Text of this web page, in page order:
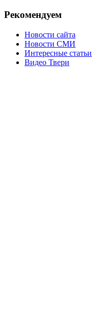
Рекомендуем
Новости сайта
Новости СМИ
Интересные статьи
Видео Твери